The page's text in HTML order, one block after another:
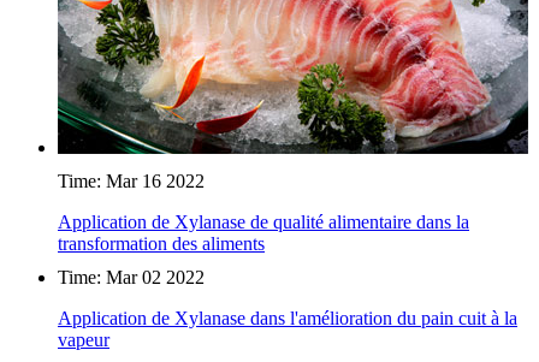
Time: Mar 16 2022
Application de Xylanase de qualité alimentaire dans la
transformation des aliments
Time: Mar 02 2022
Application de Xylanase dans l'amélioration du pain cuit à la
vapeur